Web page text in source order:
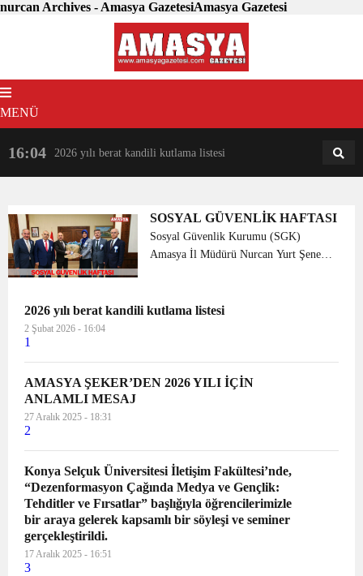
nurcan Archives - Amasya GazetesiAmasya Gazetesi
MENÜ
16:04 2026 yılı berat kandili kutlama listesi 18:31
SOSYAL GÜVENLİK HAFTASI
Sosyal Güvenlik Kurumu (SGK)
Amasya İl Müdürü Nurcan Yurt Şenel
Dr. Osman Varol’u ziyaret etti. Vali
2026 yılı berat kandili kutlama listesi
2 Şubat 2026 - 16:04
1
AMASYA ŞEKER’DEN 2026 YILI İÇİN
ANLAMLI MESAJ
27 Aralık 2025 - 18:31
2
Konya Selçuk Üniversitesi İletişim Fakültesi’nde,
“Dezenformasyon Çağında Medya ve Gençlik:
Tehditler ve Fırsatlar” başlığıyla öğrencilerimizle
bir araya gelerek kapsamlı bir söyleşi ve seminer
gerçekleştirildi.
17 Aralık 2025 - 16:51
3